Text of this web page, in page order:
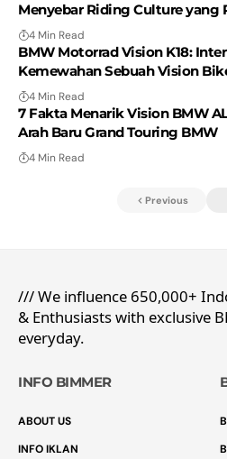
Menyebar Riding Culture yang
4 Min Read
BMW Motorrad Vision K18:
Kemewahan Sebuah Vision
4 Min Read
7 Fakta Menarik Vision BMW
Arah Baru Grand Touring BMW
4 Min Read
Previous
/// We influence 650,000+
& Enthusiasts with exclusive
everyday.
INFO BIMMER
ABOUT US
INFO IKLAN